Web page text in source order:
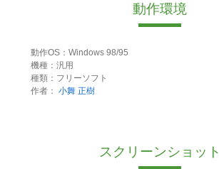
動作環境
動作OS：Windows 98/95
機種：汎用
種類：フリーソフト
作者： 小舞 正樹
スクリーンショット